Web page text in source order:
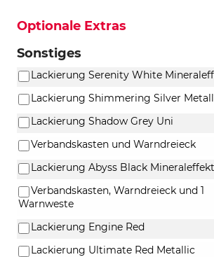
Optionale Extras
Sonstiges
Lackierung Serenity White
Lackierung Shimmering Silver
Lackierung Shadow Grey Uni
Verbandskasten und Warndreieck
Lackierung Abyss Black Mineraleffekt
Verbandskasten, Warndreieck und 1
Warnweste
Lackierung Engine Red
Lackierung Ultimate Red Metallic